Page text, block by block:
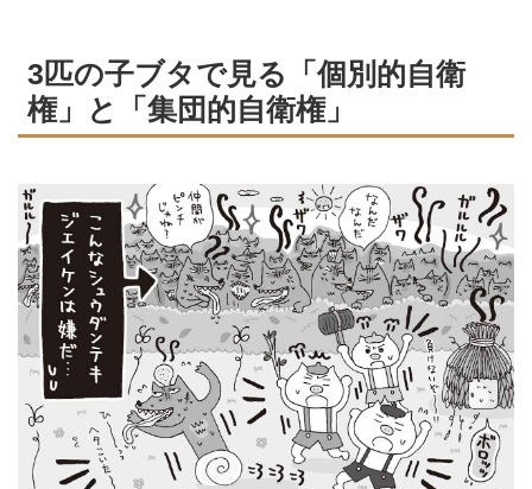
3匹の子ブタで見る「個別的自衛
権」と「集団的自衛権」